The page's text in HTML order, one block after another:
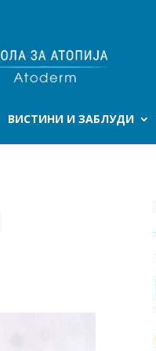
ВИСТИНИ И ЗАБЛУДИ